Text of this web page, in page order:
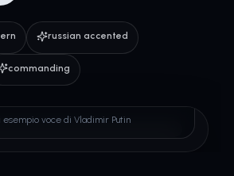
russian accented
commanding
esempio voce di Vladimir Putin